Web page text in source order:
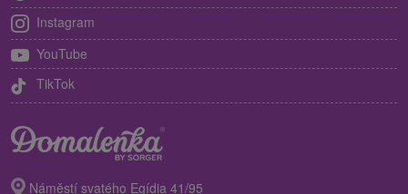
Instagram
YouTube
TikTok
Náměstí svatého Egídia 41/95